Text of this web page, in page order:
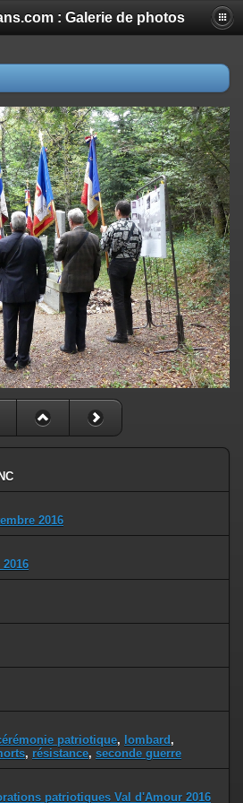
: Galerie de photos
2016
patriotique, lombard ,
, résistance, seconde guerre
patriotiques Val d'Amour 2016